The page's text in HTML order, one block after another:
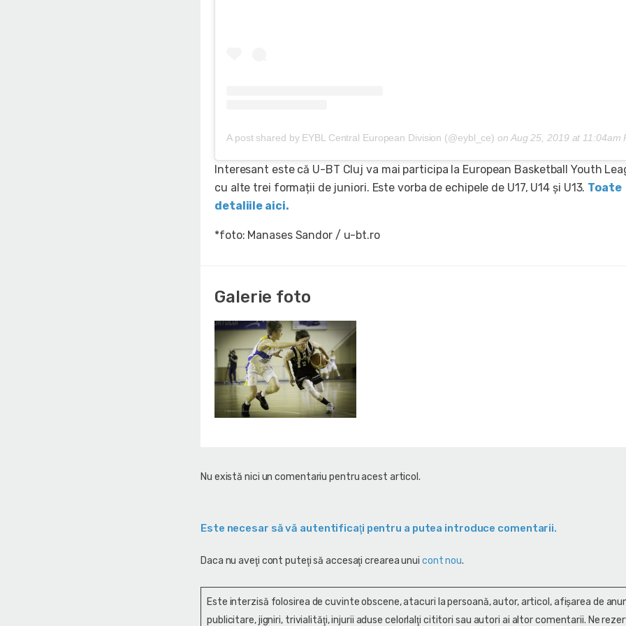
A post shared by EYBL Central European Division (@eybl_ce) on Aug 25, 2019 at 11:04am
Interesant este că U-BT Cluj va mai participa la European Basketball Youth
cu alte trei formații de juniori. Este vorba de echipele de U17, U14 și U13. Toate
detaliile aici.
*foto: Manases Sandor / u-bt.ro
Galerie foto
Nu există nici un comentariu pentru acest articol.
Este necesar să vă autentificaţi pentru a putea introduce comentarii.
Daca nu aveţi cont puteţi să accesaţi crearea unui cont nou.
Este interzisă folosirea de cuvinte obscene, atacuri la persoană, autor, articol, afişarea de
publicitare, jigniri, trivialităţi, injurii aduse celorlalţi cititori sau autori ai altor comentarii. Ne